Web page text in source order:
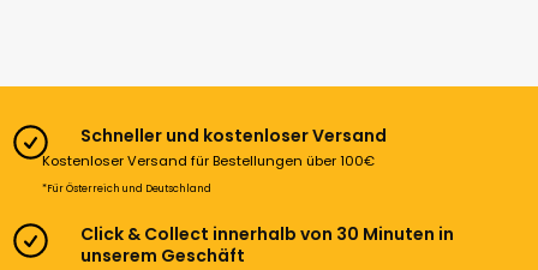
Schneller und kostenloser Versand
Kostenloser Versand für Bestellungen über 100€
*Für Österreich und Deutschland
Click & Collect innerhalb von 30 Minuten in
unserem Geschäft